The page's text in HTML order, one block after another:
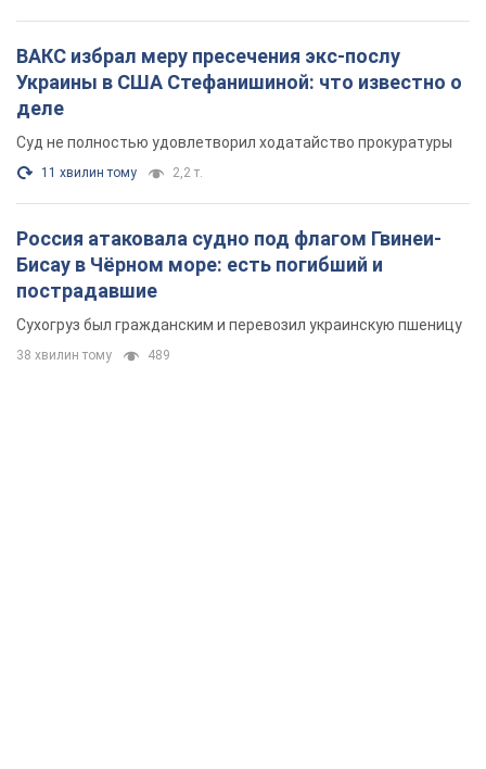
ВАКС избрал меру пресечения экс-послу
Украины в США Стефанишиной: что известно о
деле
Суд не полностью удовлетворил ходатайство прокуратуры
11 хвилин тому 2,2 т.
Россия атаковала судно под флагом Гвинеи-
Бисау в Чёрном море: есть погибший и
пострадавшие
Сухогруз был гражданским и перевозил украинскую пшеницу
38 хвилин тому 489